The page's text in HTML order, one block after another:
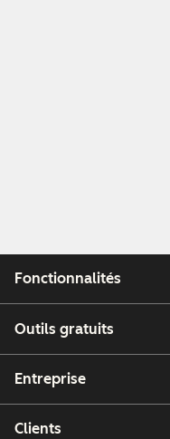
Fonctionnalités
Outils gratuits
Entreprise
Clients